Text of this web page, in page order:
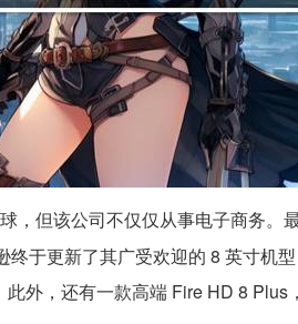
，但该公司不仅仅从事电子商务。
于更新了其广受欢迎的 8 英寸机
外，还有一款高端 Fire HD 8 Plus